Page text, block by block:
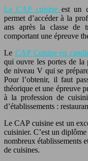
Le CAP cuisine est un
permet d’accéder à la
ans après la classe de
comportant une épreuve
Le CAP Cuisine en
qui ouvre les portes de la
de niveau V qui se
Pour l’obtenir, il faut
théorique et une épreuve
à la profession de
d’établissements :
Le CAP cuisine est un
cuisinier. C’est un
nombreux établissements
de cuisines.